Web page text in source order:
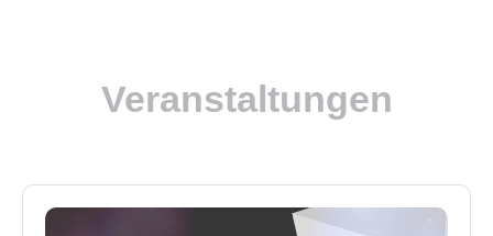
Veranstaltungen